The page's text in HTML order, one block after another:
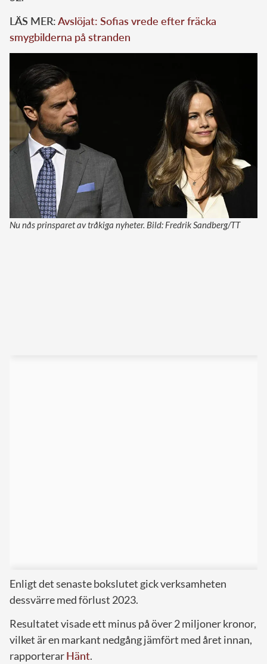
LÄS MER:Avslöjat: Sofias vrede efter fräcka
smygbilderna på stranden
Nu nås prinsparet av tråkiga nyheter. Bild: Fredrik Sandberg/TT
Enligt det senaste bokslutet gick verksamheten
dessvärre med förlust 2023.
Resultatet visade ett minus på över 2 miljoner kronor,
vilket är en markant nedgång jämfört med året innan,
rapporterarHänt.